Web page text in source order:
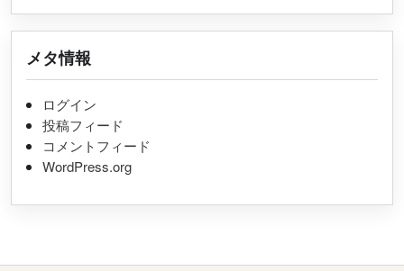
メタ情報
ログイン
投稿フィード
コメントフィード
WordPress.org